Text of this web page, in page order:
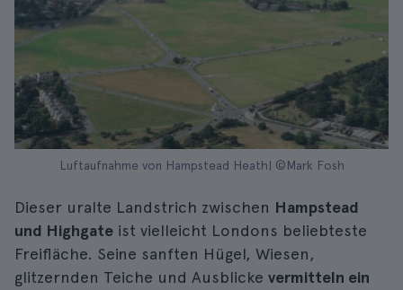
Luftaufnahme von Hampstead Heath| ©Mark Fosh
Dieser uralte Landstrich zwischen Hampstead
und Highgate ist vielleicht Londons beliebteste
Freifläche. Seine sanften Hügel, Wiesen,
glitzernden Teiche und Ausblicke vermitteln ein